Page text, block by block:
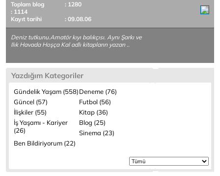
Toplam blog
: 1280
: 1114
Kayıt tarihi
: 09.08.06
Deniz tutkunu.Amatör kıyı balıkçısı. Aynı Şarkı ve
Ilık Havada Hoşça Kal adlı kitapların yazarı ..
Yazdığım Kategoriler
Gündelik Yaşam (558)Deneme (76)
Güncel (57)
Futbol (56)
İlişkiler (55)
Kitap (36)
İş Yaşamı - Kariyer
(26)
Blog (25)
Sinema (23)
Ben Bildiriyorum (22)